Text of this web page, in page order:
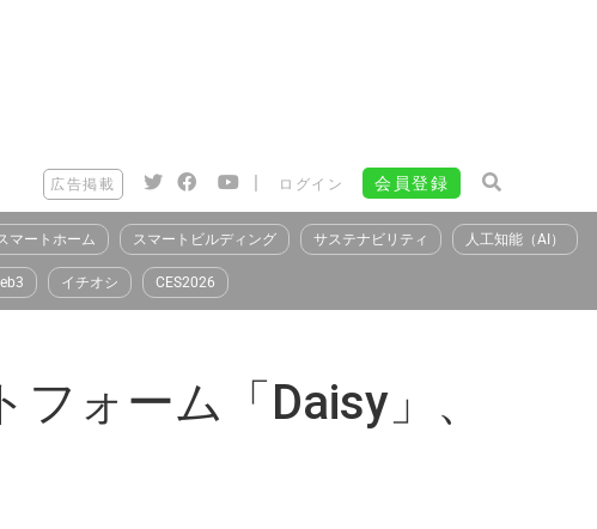
広告掲載 | ログイン 会員登録
マートホーム スマートビルディング サステナビリティ 人工知能（AI）
イチオシ CES2026
ォーム「Daisy」、